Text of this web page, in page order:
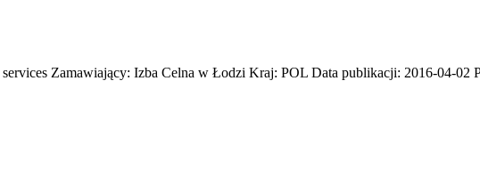
Zamawiający: Izba Celna w Łodzi Kraj: POL Data publikacji: 2016-04-